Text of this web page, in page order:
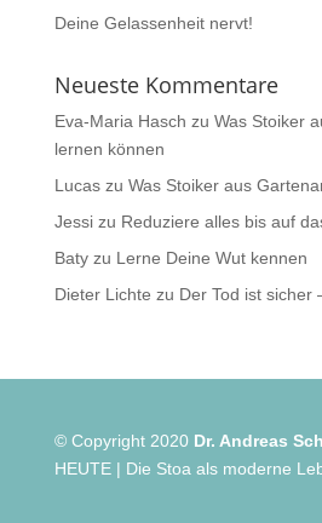
Deine Gelassenheit nervt!
Neueste Kommentare
Eva-Maria Hasch zu Was Stoiker
lernen können
Lucaszu Was Stoiker aus
Jessizu Reduziere alles bis auf
Batyzu Lerne Deine Wut kennen
Dieter Lichte zu Der Tod ist sicher
© Copyright 2020 Dr. Andreas
HEUTE | Die Stoa als moderne